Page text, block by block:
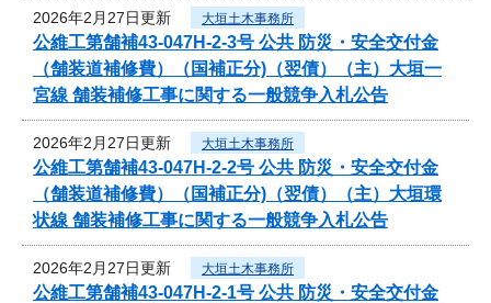
2026年2月27日更新 大垣土木事務所
公維工第舗補43-047H-2-3号 公共 防災・安全交付金
（舗装道補修費）（国補正分)（翌債）（主）大垣一
宮線 舗装補修工事に関する一般競争入札公告
2026年2月27日更新 大垣土木事務所
公維工第舗補43-047H-2-2号 公共 防災・安全交付金
（舗装道補修費）（国補正分)（翌債）（主）大垣環
状線 舗装補修工事に関する一般競争入札公告
2026年2月27日更新 大垣土木事務所
公維工第舗補43-047H-2-1号 公共 防災・安全交付金